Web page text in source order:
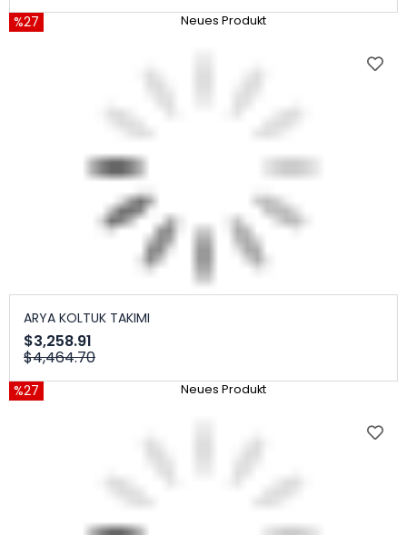
%27 Neues Produkt
ARYA KOLTUK TAKIMI
$3,258.91
$4,464.70
%27 Neues Produkt